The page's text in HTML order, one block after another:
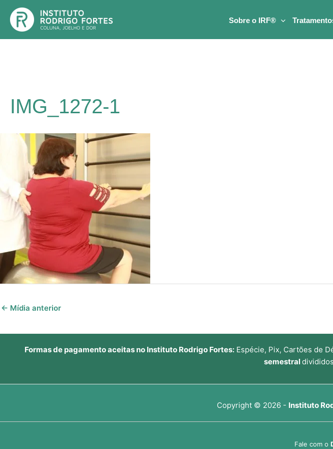
para
conteúdo
Sobre o IRF®
IMG_1272-1
← Mídia anterior
Formas de pagamento aceitas no Instituto Rodrigo Fortes:Espécie, Pix, Cartões de
semestral
Copyright © 2026 - Instituto
Fale com o